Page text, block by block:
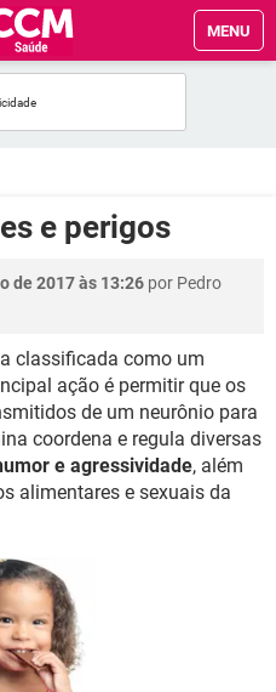
MENU
e perigos
de 2017 às 13:26 por Pedro
classificada como um
ação é permitir que os
de um neurônio para
coordena e regula diversas
e agressividade, além
alimentares e sexuais da